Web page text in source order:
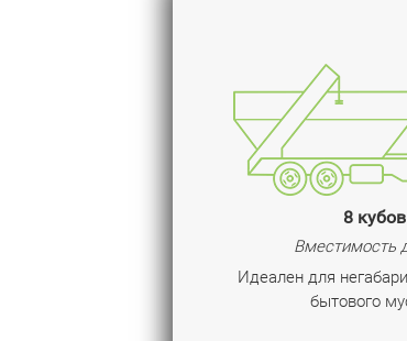
8 кубов
Вместимость
Идеален для
бытового